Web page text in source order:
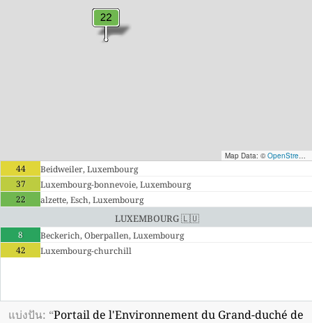
Map Data: © OpenStreetMap contributors
44
Beidweiler, Luxembourg
37
Luxembourg-bonnevoie, Luxembourg
22
alzette, Esch, Luxembourg
Luxembourg 🇱🇺
8
Beckerich, Oberpallen, Luxembourg
42
Luxembourg-churchill
แบ่งปัน: “Portail de l'Environnement du Grand-duché de